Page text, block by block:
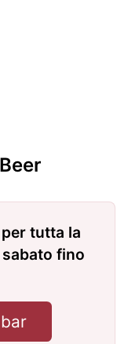
tutta la
fino